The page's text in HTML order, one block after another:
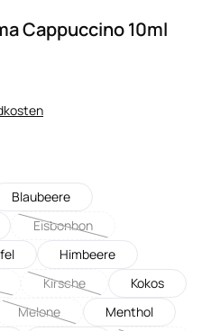
Cappuccino 10ml
Blaubeere
Eisbonbon
(Diese Option ist zurzeit
Himbeere
verfügbar.)
Option ist zurzeit nicht verfügbar.)
Kirsche
(Diese Option ist zurzeit
Kokos
Melone
(Diese Option ist zurzeit nicht
Menthol